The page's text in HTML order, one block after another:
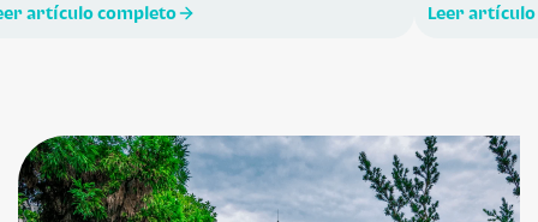
artículo completo Leer